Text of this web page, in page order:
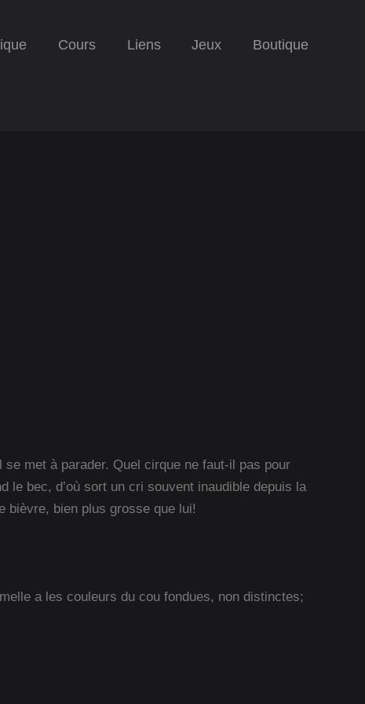
Cours Liens Jeux Boutique
se met à parader. Quel cirque ne faut-il pas pour
le bec, d’où sort un cri souvent inaudible depuis la
bièvre, bien plus grosse que lui!
a les couleurs du cou fondues, non distinctes;